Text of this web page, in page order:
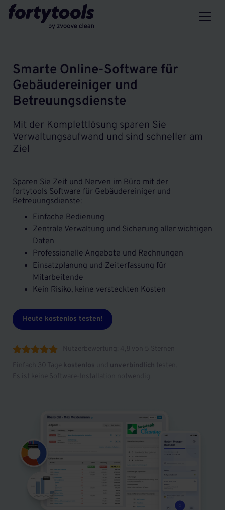
Smarte Online-Software für
Gebäudereiniger und
Betreuungsdienste
Mit der Komplettlösung sparen Sie
Verwaltungsaufwand und sind schneller am
Ziel
Sparen Sie Zeit und Nerven im Büro mit der
fortytools Software für Gebäudereiniger und
Betreuungsdienste:
Einfache Bedienung
Zentrale Verwaltung und Sicherung aller wichtigen
Daten
Professionelle Angebote und Rechnungen
Einsatzplanung und Zeiterfassung für
Mitarbeitende
Kein Risiko, keine versteckten Kosten
Heute kostenlos testen!

Nutzerbewertung: 4,8 von 5 Sternen
Einfach 30 Tage kostenlos und unverbindlich testen.
Es ist keine Software-Installation notwendig.